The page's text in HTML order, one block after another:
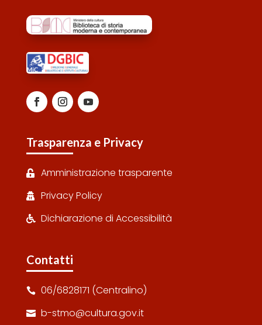
Trasparenza e Privacy
 Amministrazione trasparente
 Privacy Policy
 Dichiarazione di Accessibilità
Contatti
 06/6828171 (Centralino)
 b-stmo@cultura.gov.it